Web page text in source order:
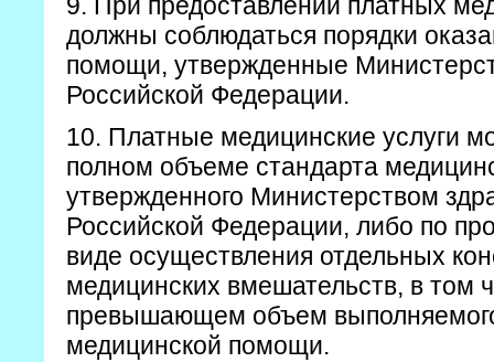
9. При предоставлении платных
должны соблюдаться порядки
помощи, утвержденные
Российской Федерации.
10. Платные медицинские услуги
полном объеме стандарта
утвержденного Министерством
Российской Федерации, либо по
виде осуществления отдельных
медицинских вмешательств, в том
превышающем объем
медицинской помощи.